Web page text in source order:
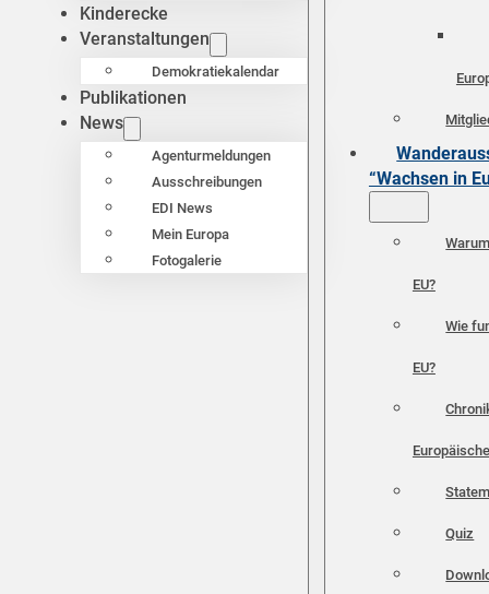
Kinderecke
Veranstaltungen
Demokratiekalendar
Publikationen
News
Agenturmeldungen
Ausschreibungen
EDI News
Mein Europa
Fotogalerie
“Wachsen in
EU?
Wie
EU?
Quiz